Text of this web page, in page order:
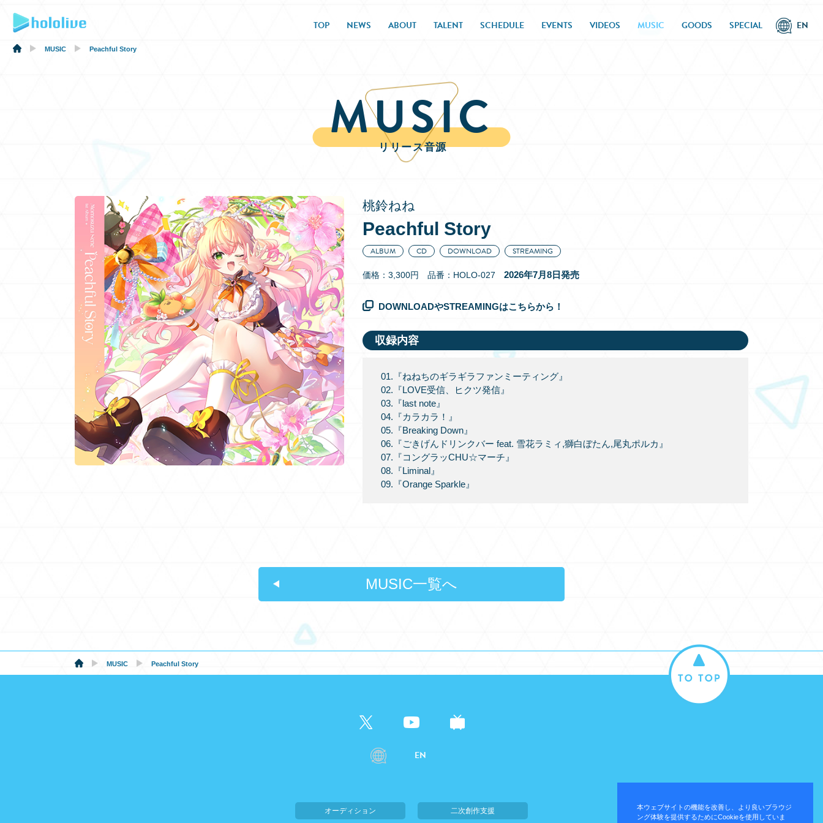
本ウェブサイトの機能を改善し、より良いブラウジ
ング体験を提供するためにCookieを使用していま
TOP NEWS ABOUT TALENT SCHEDULE EVENTS VIDEOS MUSIC GOODS SPECIAL EN
MUSIC Peachful Story
MUSIC
リリース音源
桃鈴ねね
Peachful Story
ALBUM CD DOWNLOAD STREAMING
価格：3,300円 品番：HOLO-027 2026年7月8日発売
DOWNLOADやSTREAMINGはこちらから！
収録内容
01.『ねねちのギラギラファンミーティング』
02.『LOVE受信、ヒクツ発信』
03.『last note』
04.『カラカラ！』
05.『Breaking Down』
06.『ごきげんドリンクバー feat. 雪花ラミィ,獅白ぼたん,尾丸ポルカ』
07.『コングラッCHU☆マーチ』
08.『Liminal』
09.『Orange Sparkle』
MUSIC一覧へ
MUSIC Peachful Story
EN
オーディション 二次創作支援